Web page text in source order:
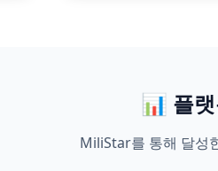
📊 플
MiliStar를 통해 달성